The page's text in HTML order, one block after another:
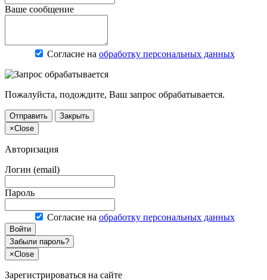
Ваше сообщение
Согласие на обработку персональных данных
Пожалуйста, подождите, Ваш запрос обрабатывается.
Отправить
Закрыть
×Close
Авторизация
Логин (email)
Пароль
Согласие на обработку персональных данных
Войти
Забыли пароль?
×Close
Зарегистрироваться на сайте